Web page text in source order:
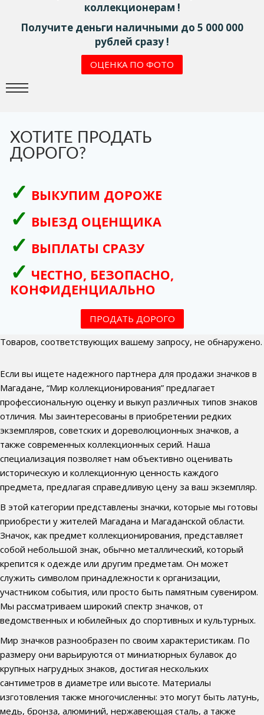
коллекционерам !
Получите деньги наличными до 5 000 000
рублей сразу !
ОЦЕНКА ПО ФОТО
ХОТИТЕ ПРОДАТЬ
ДОРОГО?
ВЫКУПИМ ДОРОЖЕ
ВЫЕЗД ОЦЕНЩИКА
ВЫПЛАТЫ СРАЗУ
ЧЕСТНО, БЕЗОПАСНО,
КОНФИДЕНЦИАЛЬНО
ПРОДАТЬ ДОРОГО
Товаров, соответствующих вашему запросу, не обнаружено.
Если вы ищете надежного партнера для продажи значков в
Магадане, “Мир коллекционирования” предлагает
профессиональную оценку и выкуп различных типов знаков
отличия. Мы заинтересованы в приобретении редких
экземпляров, советских и дореволюционных значков, а
также современных коллекционных серий. Наша
специализация позволяет нам объективно оценивать
историческую и коллекционную ценность каждого
предмета, предлагая справедливую цену за ваш экземпляр.
В этой категории представлены значки, которые мы готовы
приобрести у жителей Магадана и Магаданской области.
Значок, как предмет коллекционирования, представляет
собой небольшой знак, обычно металлический, который
крепится к одежде или другим предметам. Он может
служить символом принадлежности к организации,
участником события, или просто быть памятным сувениром.
Мы рассматриваем широкий спектр значков, от
ведомственных и юбилейных до спортивных и культурных.
Мир значков разнообразен по своим характеристикам. По
размеру они варьируются от миниатюрных булавок до
крупных нагрудных знаков, достигая нескольких
сантиметров в диаметре или высоте. Материалы
изготовления также многочисленны: это могут быть латунь,
медь, бронза, алюминий, нержавеющая сталь, а также